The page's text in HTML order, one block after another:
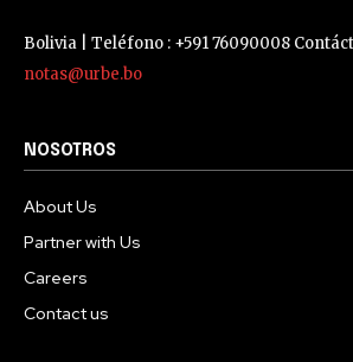
Bolivia | Teléfono : +591 76090008
notas@urbe.bo
NOSOTROS
About Us
Partner with Us
Careers
Contact us